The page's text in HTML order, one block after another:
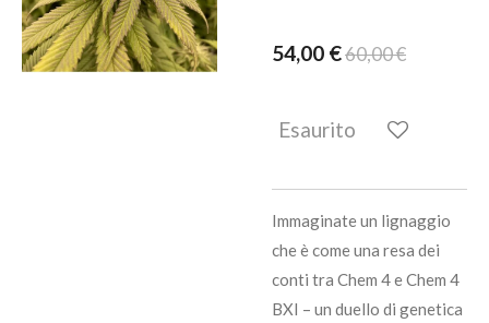
54,00 €60,00 €
Esaurito
Immaginate un lignaggio
che è come una resa dei
conti tra Chem 4 e Chem 4
BXI – un duello di genetica